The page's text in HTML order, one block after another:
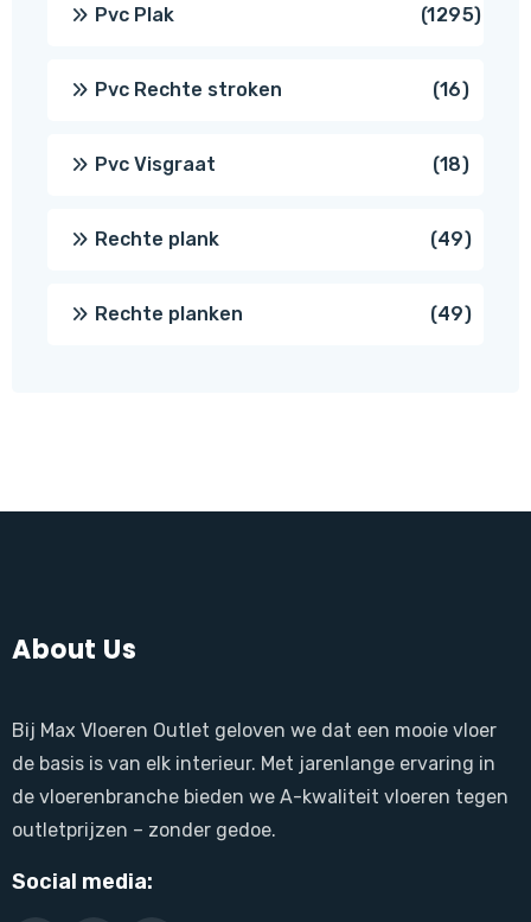
Pvc Plak 12951295
Pvc Rechte stroken 1616
Pvc Visgraat 1818
Rechte plank 4949
Rechte planken 4949
About Us
Bij Max Vloeren Outlet geloven we dat een mooie vloer
de basis is van elk interieur. Met jarenlange ervaring in
de vloerenbranche bieden we A-kwaliteit vloeren tegen
outletprijzen – zonder gedoe.
Social media: